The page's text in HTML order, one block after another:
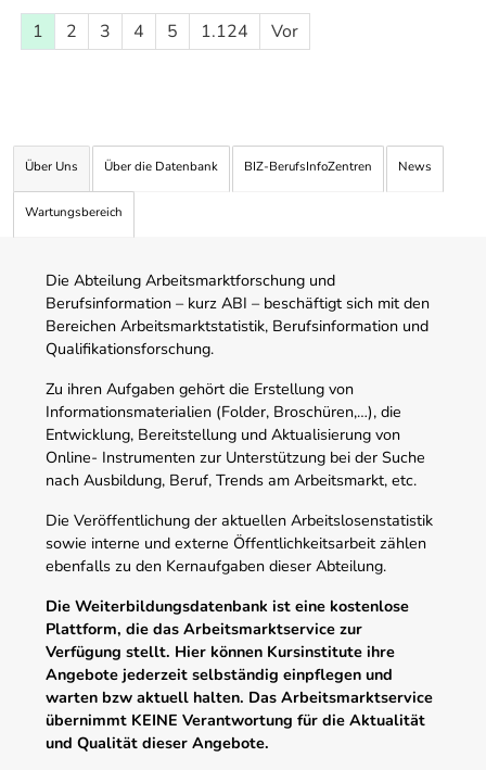
1 2 3 4 5 1.124 Vor
Über Uns Über die Datenbank BIZ-BerufsInfoZentren News
Wartungsbereich
Die Abteilung Arbeitsmarktforschung und
Berufsinformation – kurz ABI – beschäftigt sich mit den
Bereichen Arbeitsmarktstatistik, Berufsinformation und
Qualifikationsforschung.
Zu ihren Aufgaben gehört die Erstellung von
Informationsmaterialien (Folder, Broschüren,…), die
Entwicklung, Bereitstellung und Aktualisierung von
Online- Instrumenten zur Unterstützung bei der Suche
nach Ausbildung, Beruf, Trends am Arbeitsmarkt, etc.
Die Veröffentlichung der aktuellen Arbeitslosenstatistik
sowie interne und externe Öffentlichkeitsarbeit zählen
ebenfalls zu den Kernaufgaben dieser Abteilung.
Die Weiterbildungsdatenbank ist eine kostenlose
Plattform, die das Arbeitsmarktservice zur
Verfügung stellt. Hier können Kursinstitute ihre
Angebote jederzeit selbständig einpflegen und
warten bzw aktuell halten. Das Arbeitsmarktservice
übernimmt KEINE Verantwortung für die Aktualität
und Qualität dieser Angebote.